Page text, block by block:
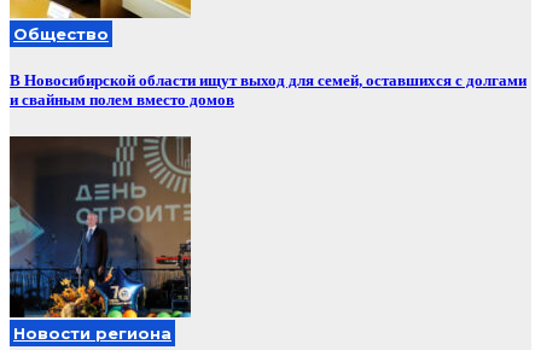
Общество
В Новосибирской области ищут выход для семей, оставшихся с долгами
и свайным полем вместо домов
Новости региона